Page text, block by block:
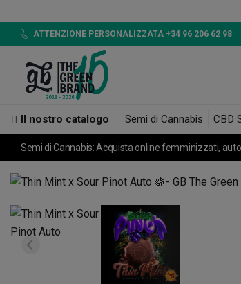
ATTENZIONE PERSONALIZZATA +34 96 206 62 98
Il nostro catalogo Semi di Cannabis CBD
Semi di Cannabis: Acquista online femminizzati,